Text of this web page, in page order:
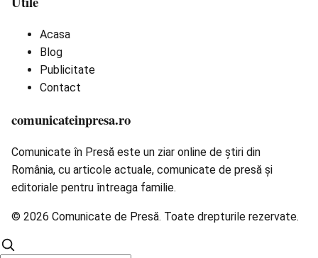
Acasa
Blog
Publicitate
Contact
comunicateinpresa.ro
Comunicate în Presă este un ziar online de știri din
România, cu articole actuale, comunicate de presă și
editoriale pentru întreaga familie.
© 2026 Comunicate de Presă. Toate drepturile rezervate.